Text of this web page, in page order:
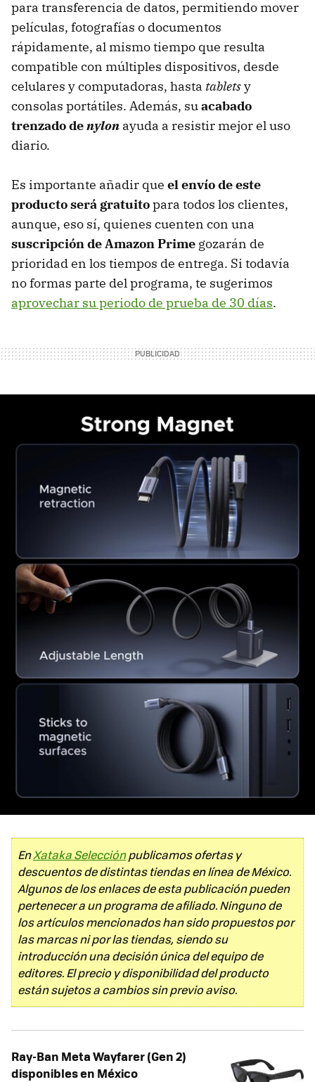
para transferencia de datos, permitiendo mover
películas, fotografías o documentos
rápidamente, al mismo tiempo que resulta
compatible con múltiples dispositivos, desde
celulares y computadoras, hasta tabletsy
consolas portátiles. Además, suacabado
trenzado denylon ayuda a resistir mejor el uso
diario.
Es importante añadir que el envío de este
producto será gratuitopara todos los clientes,
aunque, eso sí, quienes cuenten con una
suscripción de Amazon Prime gozarán de
prioridad en los tiempos de entrega. Si todavía
no formas parte del programa, te sugerimos
aprovechar su periodo de prueba de 30 días.
EnXataka Selecciónpublicamos ofertas y
descuentos de distintas tiendas en línea de México.
Algunos de los enlaces de esta publicación pueden
pertenecer a un programa de afiliado. Ninguno de
los artículos mencionados han sido propuestos por
las marcas ni por las tiendas, siendo su
introducción una decisión única del equipo de
editores. El precio y disponibilidad del producto
están sujetos a cambios sin previo aviso.
Ray-Ban Meta Wayfarer (Gen 2)
disponibles en México